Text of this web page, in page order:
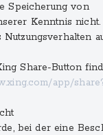
Speicherung von
Kenntnis
Share-Button
app/
bei der eine